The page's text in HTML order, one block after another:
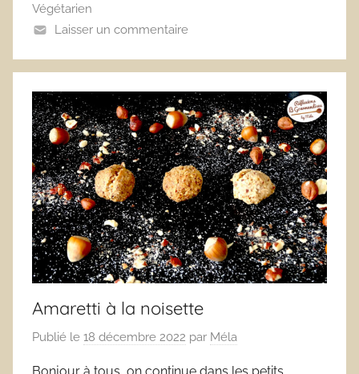
Végétarien
Laisser un commentaire
Amaretti à la noisette
Publié le 18 décembre 2022 par Méla